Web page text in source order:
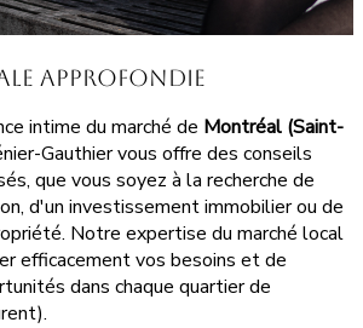
Approfondie
intime du marché de Montréal (Saint-
Gauthier vous offre des conseils
que vous soyez à la recherche de
d'un investissement immobilier ou de
Notre expertise du marché local
efficacement vos besoins et de
dans chaque quartier de